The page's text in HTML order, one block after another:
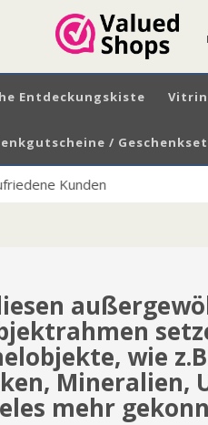
Entdeckungskiste
/
wie
Mineralien,
mehr